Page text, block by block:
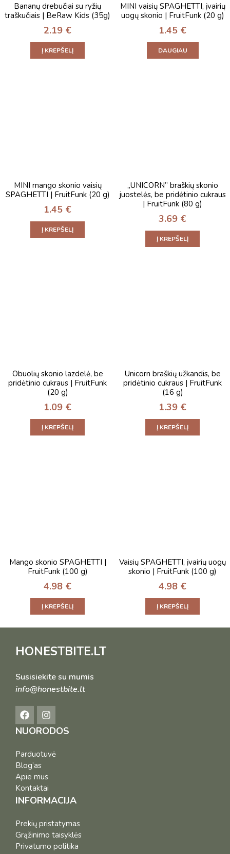
Bananų drebučiai su ryžių
traškučiais | BeRaw Kids (35g)
2.19 €
Į KREPŠELĮ
MINI vaisių SPAGHETTI, įvairių
uogų skonio | FruitFunk (20 g)
1.45 €
DAUGIAU
MINI mango skonio vaisių
SPAGHETTI | FruitFunk (20 g)
1.45 €
Į KREPŠELĮ
„UNICORN” braškių skonio
juostelės, be pridėtinio cukraus
| FruitFunk (80 g)
3.69 €
Į KREPŠELĮ
Obuolių skonio lazdelė, be
pridėtinio cukraus | FruitFunk
(20 g)
1.09 €
Į KREPŠELĮ
Unicorn braškių užkandis, be
pridėtinio cukraus | FruitFunk
(16 g)
1.39 €
Į KREPŠELĮ
Mango skonio SPAGHETTI |
FruitFunk (100 g)
4.98 €
Į KREPŠELĮ
Vaisių SPAGHETTI, įvairių uogų
skonio | FruitFunk (100 g)
4.98 €
Į KREPŠELĮ
HONESTBITE.LT
Susisiekite su mumis
info@honestbite.lt
NUORODOS
Parduotuvė
Blog’as
Apie mus
Kontaktai
INFORMACIJA
Prekių pristatymas
Grąžinimo taisyklės
Privatumo politika